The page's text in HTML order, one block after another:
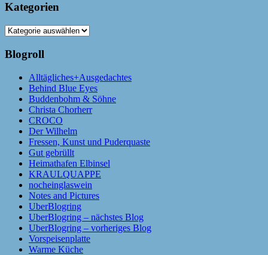
Kategorien
Kategorien
Blogroll
Alltägliches+Ausgedachtes
Behind Blue Eyes
Buddenbohm & Söhne
Christa Chorherr
CROCO
Der Wilhelm
Fressen, Kunst und Puderquaste
Gut gebrüllt
Heimathafen Elbinsel
KRAULQUAPPE
nocheinglaswein
Notes and Pictures
UberBlogring
UberBlogring – nächstes Blog
UberBlogring – vorheriges Blog
Vorspeisenplatte
Warme Küche